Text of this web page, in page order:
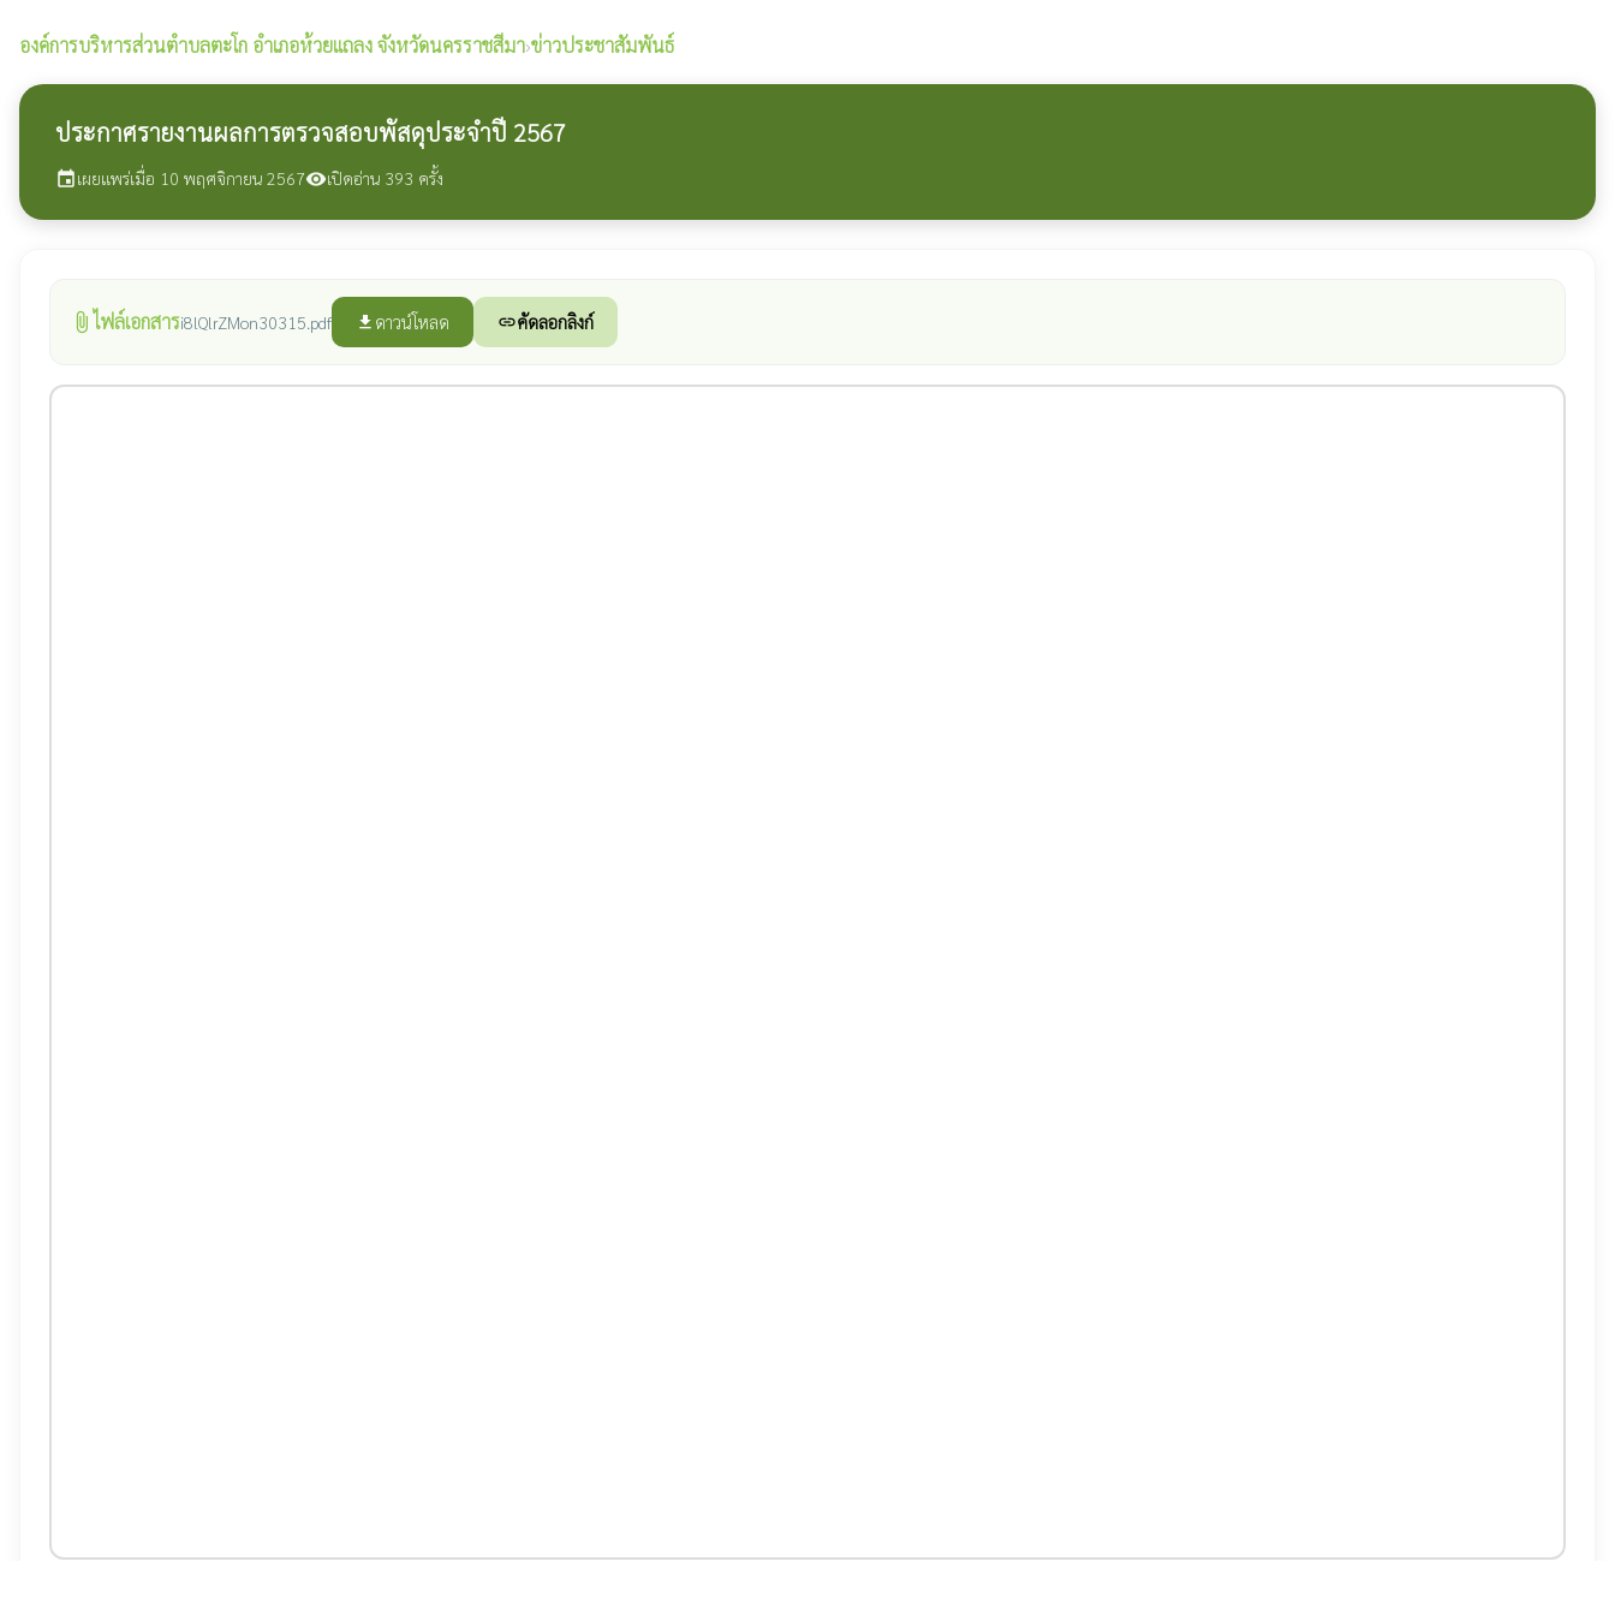
องค์การบริหารส่วนตำบลตะโก อำเภอห้วยแถลง จังหวัดนครราชสีมา›ข่าวประชาสัมพันธ์
ประกาศรายงานผลการตรวจสอบพัสดุประจำปี 2567
eventเผยแพร่เมื่อ 10 พฤศจิกายน 2567visibilityเปิดอ่าน 393 ครั้ง
attach_file ไฟล์เอกสารi8lQlrZMon30315.pdf file_download ดาวน์โหลด linkคัดลอกลิงก์